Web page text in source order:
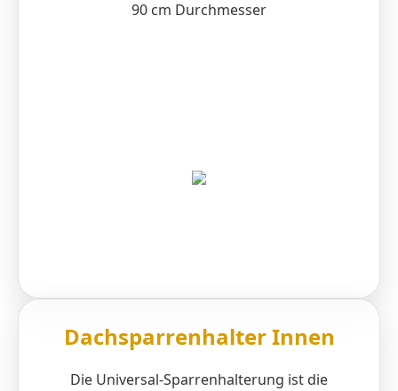
90 cm Durchmesser
Dachsparrenhalter Innen
Die Universal-Sparrenhalterung ist die